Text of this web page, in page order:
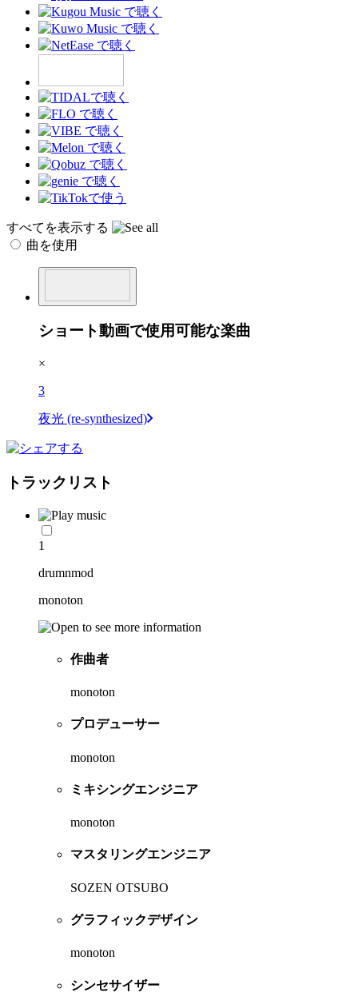
すべてを表示する
曲を使用
ショート動画で使用可能な楽曲
×
3
夜光 (re-synthesized)
トラックリスト
1
drumnmod
monoton
作曲者
monoton
プロデューサー
monoton
ミキシングエンジニア
monoton
マスタリングエンジニア
SOZEN OTSUBO
グラフィックデザイン
monoton
シンセサイザー